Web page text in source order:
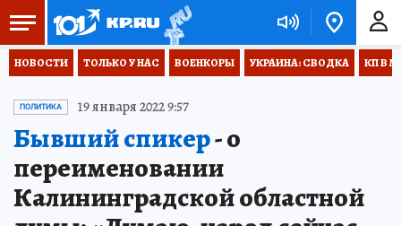
НОВОСТИ ТОЛЬКО У НАС ВОЕНКОРЫ УКРАИНА: СВОДКА КП В
ПОЛИТИКА 19 января 2022 9:57
Бывший спикер- о
переименовании
Калининградской областной